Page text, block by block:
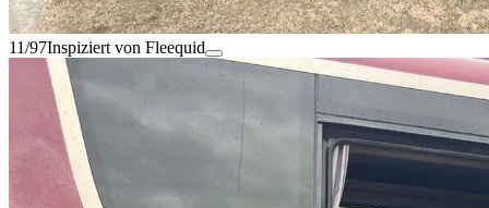
11/97Inspiziert von Fleequid